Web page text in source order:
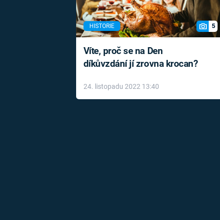
HISTORIE 5
Víte, proč se na Den
díkůvzdání jí zrovna krocan?
24. listopadu 2022 13:40